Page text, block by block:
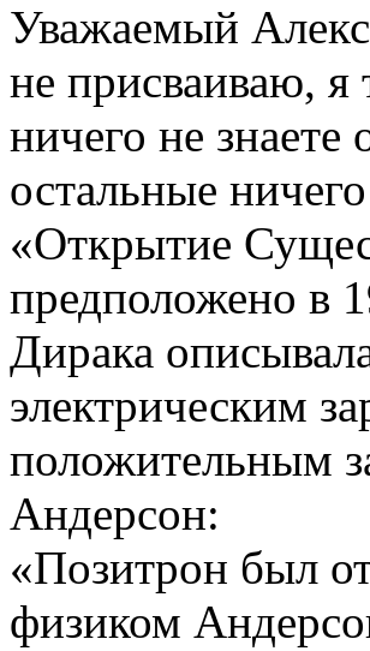
Уважаемый
не присваиваю,
ничего не знаете
остальные
«Открытие
предположено в
Дирака
электрическим
положительным
Андерсон:
«Позитрон был
физиком